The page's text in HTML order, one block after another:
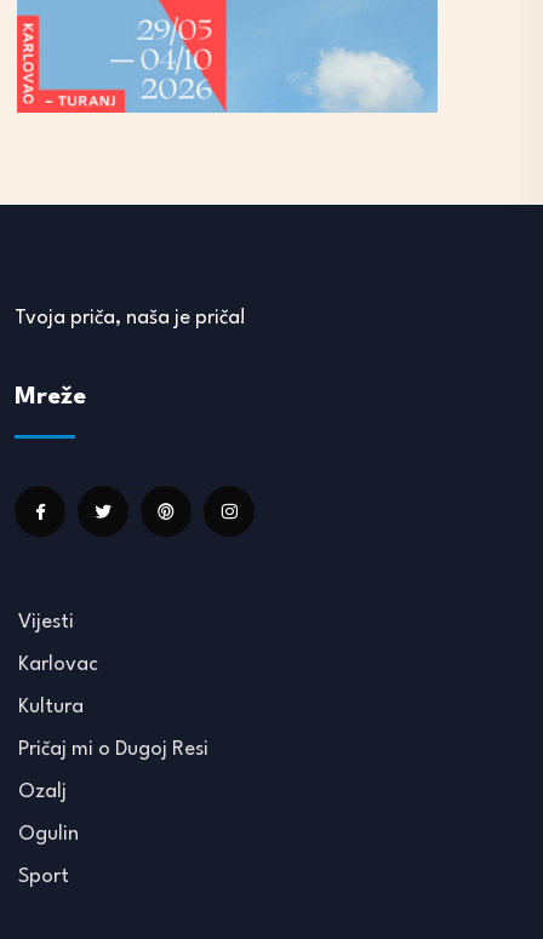
Tvoja priča, naša je priča!
Mreže
Vijesti
Karlovac
Kultura
Pričaj mi o Dugoj Resi
Ozalj
Ogulin
Sport